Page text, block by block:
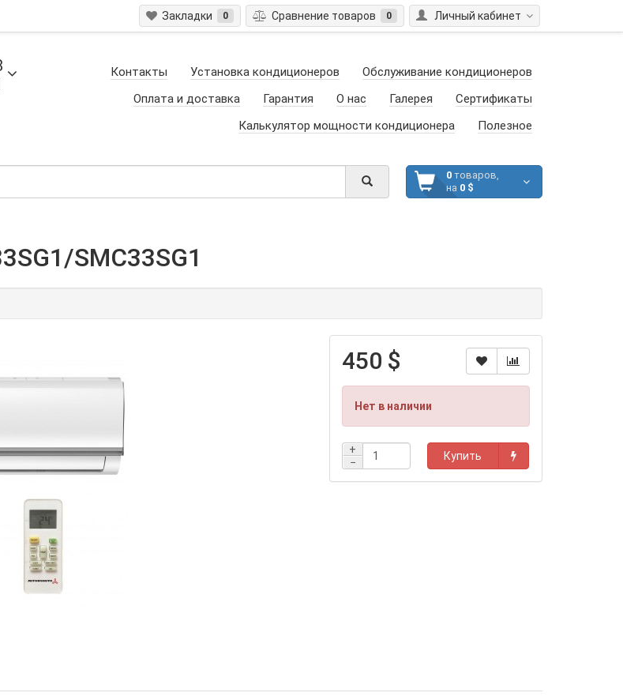
Личный кабинет
Закладки 0 Сравнение товаров 0
Контакты Установка кондиционеров
Обслуживание кондиционеров
Оплата и доставка
Гарантия О нас Галерея
Сертификаты
Калькулятор мощности кондиционера
Полезное
0товаров,
на 0 $
SMC33SG1
450 $
Нет в наличии
+
−
Купить